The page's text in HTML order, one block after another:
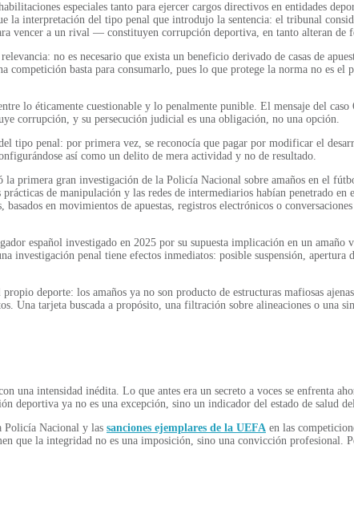
especiales tanto para ejercer cargos directivos en entidades
la interpretación del tipo penal que introdujo la sentencia: el tribunal
vencer a un rival — constituyen corrupción deportiva, en tanto alteran de
no es necesario que exista un beneficio derivado de casas de
competición basta para consumarlo, pues lo que protege la norma no es
lo éticamente cuestionable y lo penalmente punible. El mensaje del
corrupción, y su persecución judicial es una obligación, no una opción.
tipo penal: por primera vez, se reconocía que pagar por modificar el
así como un delito de mera actividad y no de resultado.
primera gran investigación de la Policía Nacional sobre amaños en el
de manipulación y las redes de intermediarios habían penetrado
basados en movimientos de apuestas, registros electrónicos o
español investigado en 2025 por su supuesta implicación en un
investigación penal tiene efectos inmediatos: posible suspensión,
deporte: los amaños ya no son producto de estructuras mafiosas
Una tarjeta buscada a propósito, una filtración sobre alineaciones o una
una intensidad inédita. Lo que antes era un secreto a voces se enfrenta
deportiva ya no es una excepción, sino un indicador del estado de salud
Policía Nacional y las sanciones ejemplares de la UEFA en las
que la integridad no es una imposición, sino una convicción